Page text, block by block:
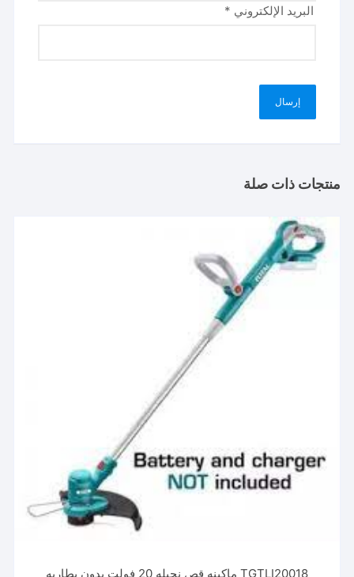
البريد الإلكتروني *
منتجات ذات صلة
TGTLI20018 ماكينه قص نجيله 20 فولت بدون بطاريه